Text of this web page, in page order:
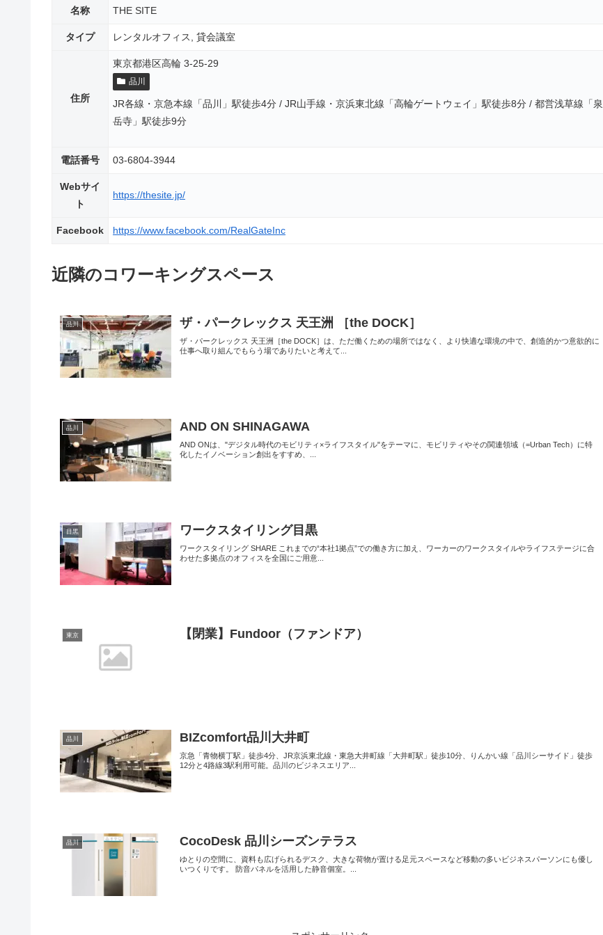
名称 THE SITE
タイプ レンタルオフィス, 貸会議室
住所
東京都港区高輪 3-25-29
品川
JR各線・京急本線「品川」駅徒歩4分 / JR山手線・京浜東北線「高輪ゲートウェイ」駅徒歩8分 / 都営浅草線「泉
岳寺」駅徒歩9分
電話番号 03-6804-3944
Webサイ
ト
https://thesite.jp/
Facebook https://www.facebook.com/RealGateInc
近隣のコワーキングスペース
品川 ザ・パークレックス 天王洲 ［the DOCK］
ザ・パークレックス 天王洲［the DOCK］は、ただ働くための場所ではなく、より快適な環境の中で、創造的かつ意欲的に
仕事へ取り組んでもらう場でありたいと考えて...
品川 AND ON SHINAGAWA
AND ONは、"デジタル時代のモビリティ×ライフスタイル"をテーマに、モビリティやその関連領域（=Urban Tech）に特
化したイノベーション創出をすすめ、...
目黒 ワークスタイリング目黒
ワークスタイリング SHARE これまでの“本社1拠点”での働き方に加え、ワーカーのワークスタイルやライフステージに合
わせた多拠点のオフィスを全国にご用意...
東京 【閉業】Fundoor（ファンドア）
品川 BIZcomfort品川大井町
京急「青物横丁駅」徒歩4分、JR京浜東北線・東急大井町線「大井町駅」徒歩10分、りんかい線「品川シーサイド」徒歩
12分と4路線3駅利用可能。品川のビジネスエリア...
品川 CocoDesk 品川シーズンテラス
ゆとりの空間に、資料も広げられるデスク、大きな荷物が置ける足元スペースなど移動の多いビジネスパーソンにも優し
いつくりです。 防音パネルを活用した静音個室。...